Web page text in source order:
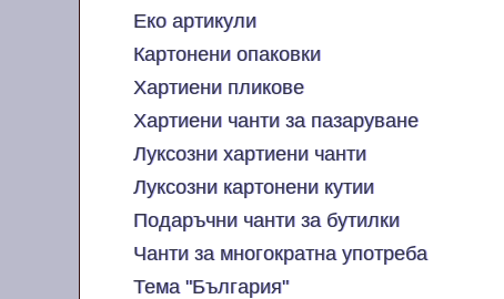
Еко артикули
Картонени опаковки
Хартиени пликове
Хартиени чанти за пазаруване
Луксозни хартиени чанти
Луксозни картонени кутии
Подаръчни чанти за бутилки
Чанти за многократна употреба
Тема "България"